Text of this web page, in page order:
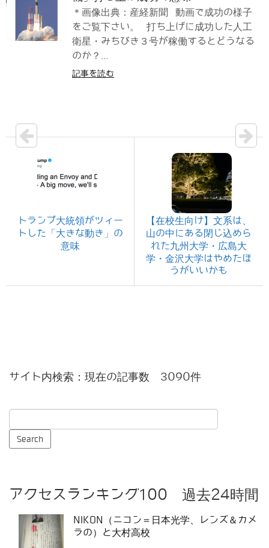
＊画像出典：産経新聞 動画で成功の様子
をご覧下さい。 打ち上げに成功した人工
衛星・みちびき３号が稼働するとどうなる
のか？...
記事を読む
トランプ大統領がツィー
トした「大きな動き」の
意味
【在校生向け】文系は、
山の中にある閉じ込めら
れた九州大学・広島大
学・金沢大学はやめたほ
うがいいかも
サイト内検索：現在の記事数 3090件
アクセスランキング100 過去24時間
NIKON（ニコン＝日本光学、レンズ＆カメ
ラの）と大村高校